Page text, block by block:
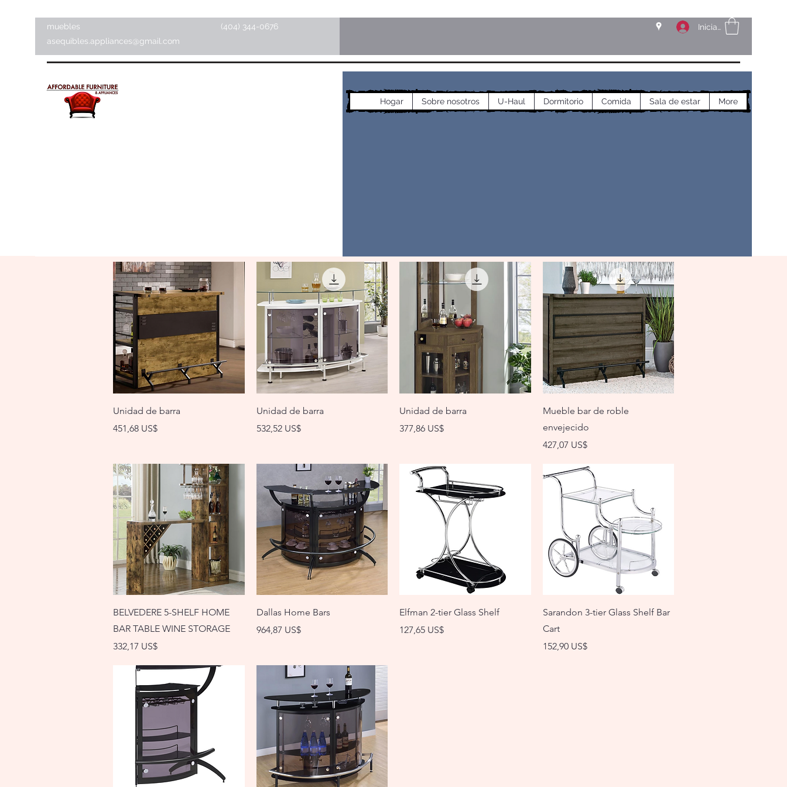
muebles
asequibles.appliances@gmail.com
(404) 344-0676 Iniciar sesión
Hogar Sobre nosotros U-Haul Dormitorio Comida Sala de estar More
Vista rápida
Unidad de barra
Precio
451,68 US$
Vista rápida
Unidad de barra
Precio
532,52 US$
Vista rápida
Unidad de barra
Precio
377,86 US$
Vista rápida
Mueble bar de roble
envejecido
Precio
427,07 US$
Vista rápida
BELVEDERE 5-SHELF HOME
BAR TABLE WINE STORAGE
Precio
332,17 US$
Vista rápida
Dallas Home Bars
Precio
964,87 US$
Vista rápida
Elfman 2-tier Glass Shelf
Precio
127,65 US$
Vista rápida
Sarandon 3-tier Glass Shelf Bar
Cart
Precio
152,90 US$